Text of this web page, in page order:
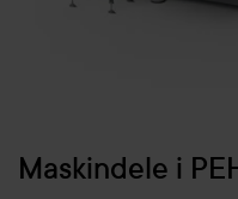
Maskindele i